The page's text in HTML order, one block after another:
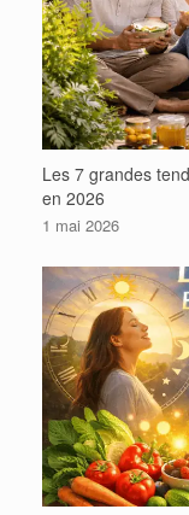
Les 7 grandes
en 2026
1 mai 2026